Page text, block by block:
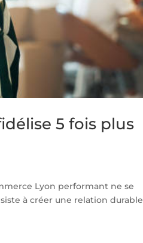
5 fois plus
Lyon performant ne se
à créer une relation durable